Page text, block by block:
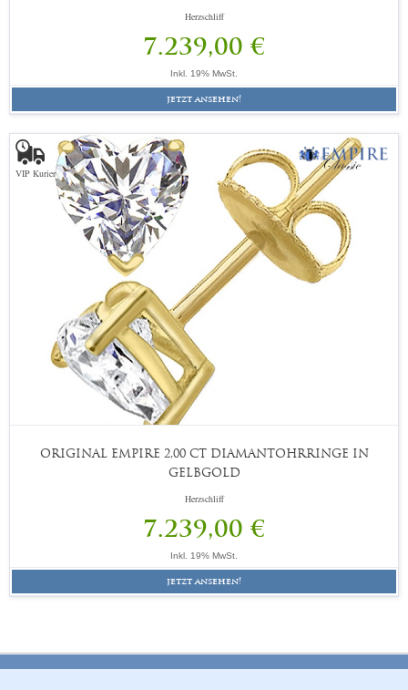
Herzschliff
7.239,00 €
Inkl. 19% MwSt.
jetzt ansehen!
VIP Kurier
ORIGINAL EMPIRE 2,00 CT DIAMANTOHRRINGE IN
GELBGOLD
Herzschliff
7.239,00 €
Inkl. 19% MwSt.
jetzt ansehen!